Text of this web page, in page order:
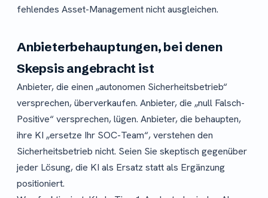
fehlendes Asset-Management nicht ausgleichen.
Anbieterbehauptungen, bei denen
Skepsis angebracht ist
Anbieter, die einen „autonomen Sicherheitsbetrieb“
versprechen, überverkaufen. Anbieter, die „null Falsch-
Positive“ versprechen, lügen. Anbieter, die behaupten,
ihre KI „ersetze Ihr SOC-Team“, verstehen den
Sicherheitsbetrieb nicht. Seien Sie skeptisch gegenüber
jeder Lösung, die KI als Ersatz statt als Ergänzung
positioniert.